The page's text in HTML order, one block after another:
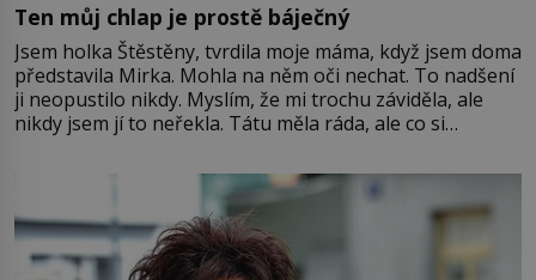
Ten můj chlap je prostě báječný
Jsem holka Štěstěny, tvrdila moje máma, když jsem doma
představila Mirka. Mohla na něm oči nechat. To nadšení
ji neopustilo nikdy. Myslím, že mi trochu záviděla, ale
nikdy jsem jí to neřekla. Tátu měla ráda, ale co si
Jsme spolu moc rádi Tehdy byla jiná doba, když